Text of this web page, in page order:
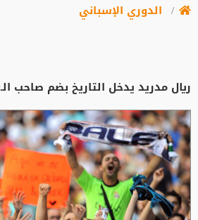
الدوري الإسباني
ريال مدريد يدخل التاريخ بضم صاحب الـ530 مليون يورو!